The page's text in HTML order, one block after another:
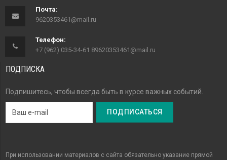
Почта:
9620353461@mail.ru
Телефон:
+7 (962) 035-34-61 89620353461@mail.ru
ПОДПИСКА
Подпишитесь, чтобы всегда быть в курсе важных событий.
При использовании материалов с сайта обязательно указание прямой